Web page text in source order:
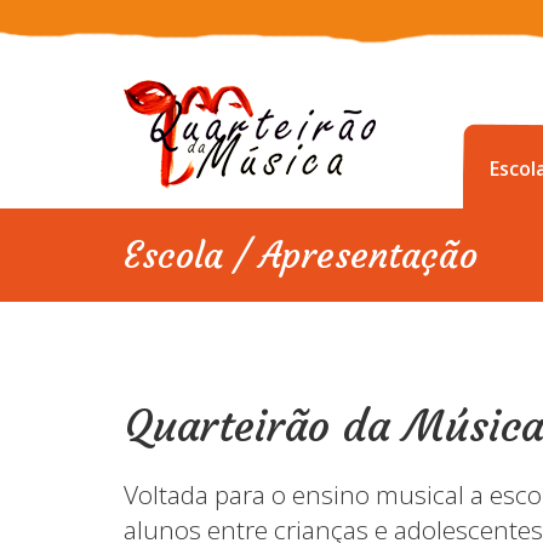
Escola / Apresentação
Quarteirão da Música
Voltada para o ensino musical a
alunos entre crianças e